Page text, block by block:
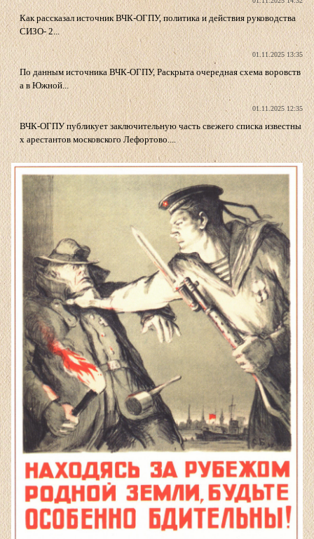
Как рассказал источник ВЧК-ОГПУ, политика и действия руководства
СИЗО- 2...
01.11.2025 13:35
По данным источника ВЧК-ОГПУ, Раскрыта очередная схема воровств
а в Южной...
01.11.2025 12:35
ВЧК-ОГПУ публикует заключительную часть свежего списка известны
х арестантов московского Лефортово....